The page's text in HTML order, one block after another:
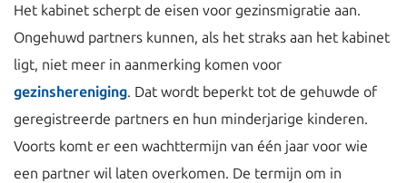
Het kabinet scherpt de eisen voor gezinsmigratie aan.
Ongehuwd partners kunnen, als het straks aan het kabinet
ligt, niet meer in aanmerking komen voor
gezinshereniging. Dat wordt beperkt tot de gehuwde of
geregistreerde partners en hun minderjarige kinderen.
Voorts komt er een wachttermijn van één jaar voor wie
een partner wil laten overkomen. De termijn om in